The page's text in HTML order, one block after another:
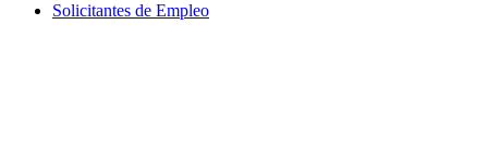
Solicitantes de Empleo